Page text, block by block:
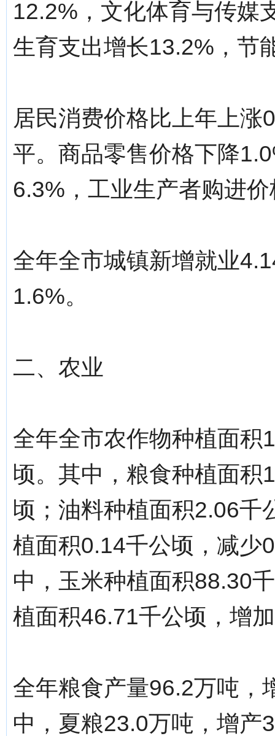
12.2%，文化体育与传媒
生育支出增长13.2%，节
居民消费价格比上年上
平。商品零售价格下降
6.3%，工业生产者购进
全年全市城镇新增就业
1.6%。
二、农业
全年全市农作物种植面积
顷。其中，粮食种植面积
顷；油料种植面积2.06千
植面积0.14千公顷，减少
中，玉米种植面积88.30
植面积46.71千公顷，增
全年粮食产量96.2万吨，
中，夏粮23.0万吨，增产